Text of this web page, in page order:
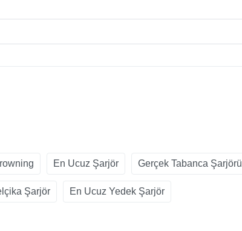
En Ucuz Şarjör Gerçek Tabanca Şarjörü
Şarjör En Ucuz Yedek Şarjör